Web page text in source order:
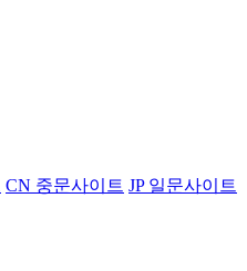
CN 중문사이트 JP일문사이트